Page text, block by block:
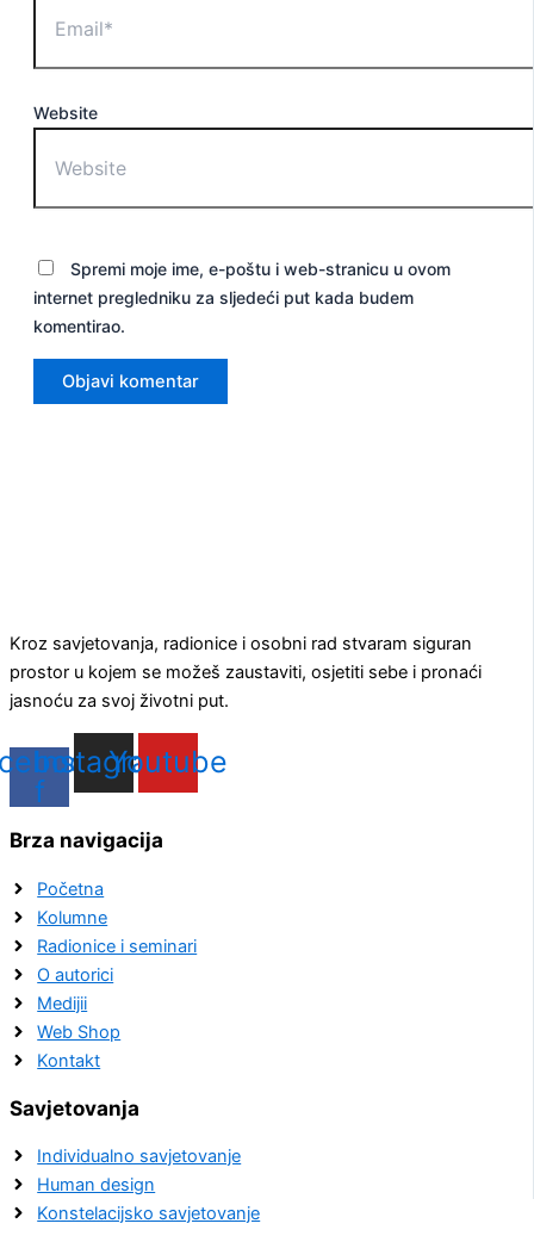
Website
Spremi moje ime, e-poštu i web-stranicu u ovom
internet pregledniku za sljedeći put kada budem
komentirao.
Kroz savjetovanja, radionice i osobni rad stvaram siguran
prostor u kojem se možeš zaustaviti, osjetiti sebe i pronaći
jasnoću za svoj životni put.
f
Instagram
Youtube
Brza navigacija
Početna
Kolumne
Radionice i seminari
O autorici
Medijii
Web Shop
Kontakt
Savjetovanja
Individualno savjetovanje
Human design
Konstelacijsko savjetovanje